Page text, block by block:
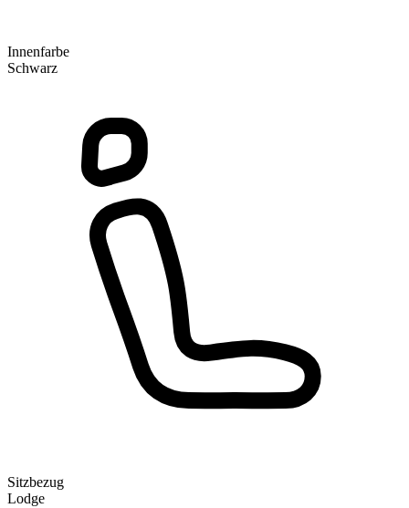
Innenfarbe
Schwarz
Sitzbezug
Lodge